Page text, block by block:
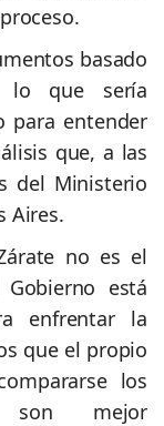
basado
lo que sería
para entender
que, a las
del Ministerio
Aires.
no es el
está
enfrentar la
que el propio
los
son mejor